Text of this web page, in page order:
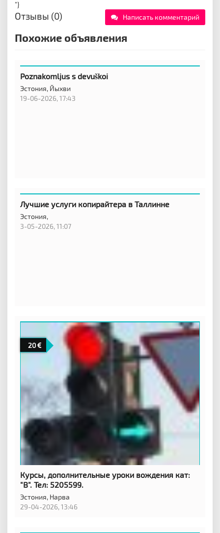
"}
Отзывы (0) Написать комментарий
Похожие объявления
Poznakomljus s devuškoi
Эстония, Йыхви
19-06-2026, 17:43
Лучшие услуги копирайтера в Таллинне
Эстония,
3-05-2026, 11:07
20
Курсы, дополнительные уроки вождения кат:
"B". Тел: 5205599.
Эстония, Нарва
29-04-2026, 13:46